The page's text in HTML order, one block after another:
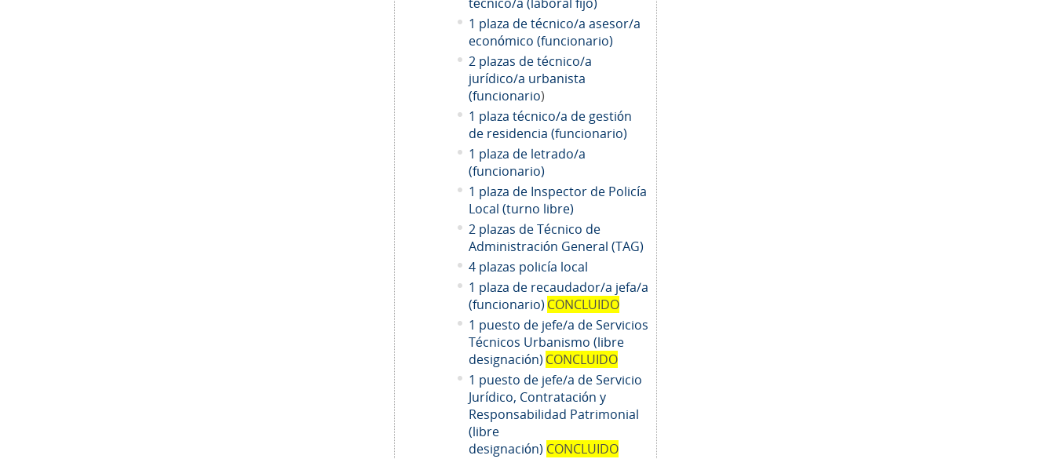
1 plaza de técnico/a asesor/a
económico (funcionario)
2 plazas de técnico/a
jurídico/a urbanista
(funcionario)
1 plaza técnico/a de gestión
de residencia (funcionario)
1 plaza de letrado/a
(funcionario)
1 plaza de Inspector de Policía
Local (turno libre)
2 plazas de Técnico de
Administración General (TAG)
4 plazas policía local
1 plaza de recaudador/a jefa/a
(funcionario) CONCLUIDO
1 puesto de jefe/a de Servicios
Técnicos Urbanismo (libre
designación) CONCLUIDO
1 puesto de jefe/a de Servicio
Jurídico, Contratación y
Responsabilidad Patrimonial
(libre
designación) CONCLUIDO